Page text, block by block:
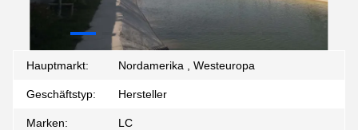
Hauptmarkt: Nordamerika , Westeuropa
Geschäftstyp: Hersteller
Marken: LC